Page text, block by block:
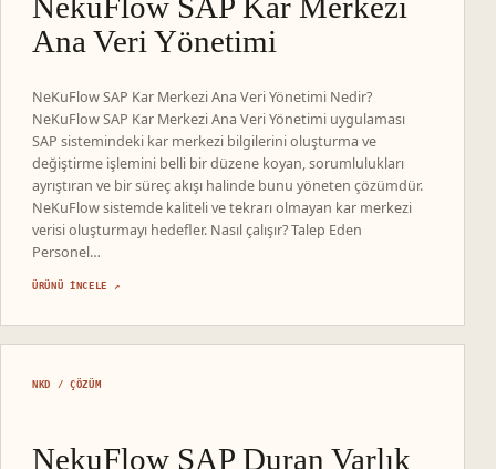
Ana Veri Yönetimi
NeKuFlow SAP Kar Merkezi Ana Veri Yönetimi Nedir?
NeKuFlow SAP Kar Merkezi Ana Veri Yönetimi uygulaması
SAP sistemindeki kar merkezi bilgilerini oluşturma ve
değiştirme işlemini belli bir düzene koyan, sorumlulukları
ayrıştıran ve bir süreç akışı halinde bunu yöneten çözümdür.
NeKuFlow sistemde kaliteli ve tekrarı olmayan kar merkezi
verisi oluşturmayı hedefler. Nasıl çalışır? Talep Eden
Personel…
ÜRÜNÜ INCELE ↗
NKD / ÇÖZÜM
NekuFlow SAP Duran Varlık